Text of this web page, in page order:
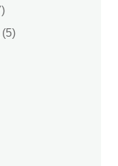
(5)